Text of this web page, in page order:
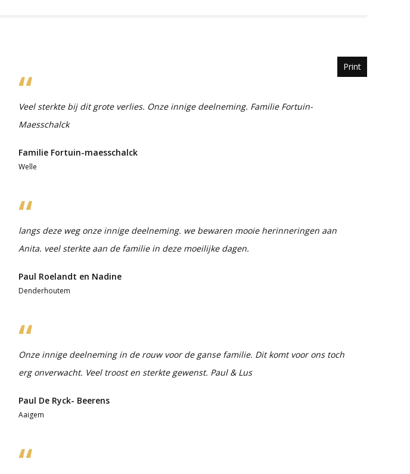
Print
Veel sterkte bij dit grote verlies. Onze innige deelneming. Familie Fortuin-
Maesschalck
Familie Fortuin-maesschalck
Welle
langs deze weg onze innige deelneming. we bewaren mooie herinneringen aan
Anita. veel sterkte aan de familie in deze moeilijke dagen.
Paul Roelandt en Nadine
Denderhoutem
Onze innige deelneming in de rouw voor de ganse familie. Dit komt voor ons toch
erg onverwacht. Veel troost en sterkte gewenst. Paul & Lus
Paul De Ryck- Beerens
Aaigem